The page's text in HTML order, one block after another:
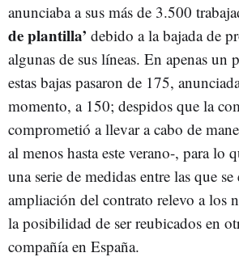
anunciaba a sus más de 3.500
de plantilla’ debido a la bajada de
algunas de sus líneas. En apenas un
estas bajas pasaron de 175,
momento, a 150; despidos que la
comprometió a llevar a cabo de
al menos hasta este verano-, para lo
una serie de medidas entre las que
ampliación del contrato relevo a los
la posibilidad de ser reubicados en
compañía en España.